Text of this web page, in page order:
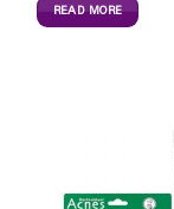
READ MORE